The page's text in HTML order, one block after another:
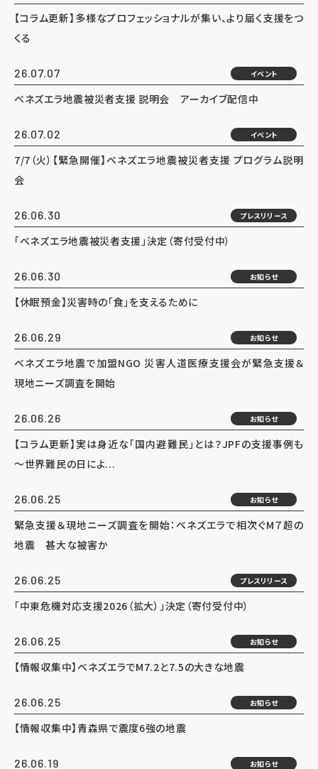
【コラム更新】多様なプロフェッショナルが集い、より届く支援をつ
くる
26.07.07 イベント
ベネズエラ地震被災者支援 説明会 アーカイブ配信中
26.07.02 イベント
7/7（火）【緊急開催】ベネズエラ地震被災者支援 プログラム説明
会
26.06.30 プレスリリース
「ベネズエラ地震被災者支援」決定（寄付受付中）
26.06.30 お知らせ
【休眠預金】災害時の「食」を支えるために
26.06.29 お知らせ
ベネズエラ地震で加盟NGO 災害人道医療支援会が緊急支援＆
現地ニーズ調査を開始
26.06.26 お知らせ
【コラム更新】実は身近な「国内避難民」とは？JPFの支援事例も
～世界難民の日によ...
26.06.25 お知らせ
緊急支援＆現地ニーズ調査を開始：ベネズエラで相次ぐM７超の
地震 甚大な被害か
26.06.25 プレスリリース
「中東危機対応支援2026（拡大）」決定（寄付受付中）
26.06.25 お知らせ
【情報収集中】ベネズエラでM7.2と7.5の大きな地震
26.06.25 お知らせ
【情報収集中】青森県で震度6強の地震
26.06.19 お知らせ